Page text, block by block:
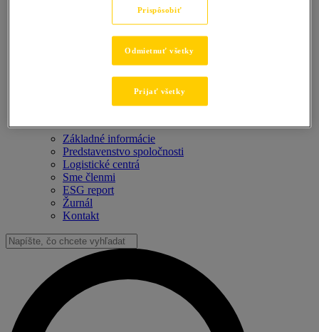
Základné informácie
Predstavenstvo spoločnosti
Logistické centrá
Sme členmi
ESG report
Žurnál
Kontakt
Vyhľadať:
Prispôsobiť
Odmietnuť všetky
Prijať všetky